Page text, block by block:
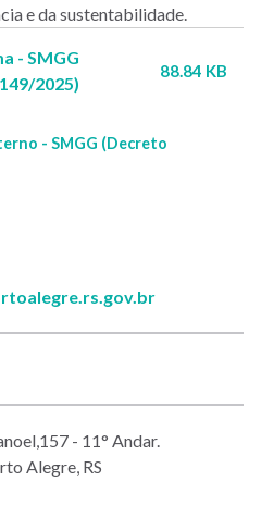
e da sustentabilidade.
- SMGG
2025)
88.84 KB
- SMGG (Decreto
- 11° Andar.
Alegre, RS